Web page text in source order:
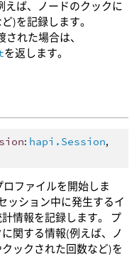
えば、ノードのクックに
)を記録します。
された場合は、
を返します。
: hapi.Session,
ロファイルを開始しま
ッション中に発生するイ
情報を記録します。 プ
関する情報(例えば、ノ
ックされた回数など)を